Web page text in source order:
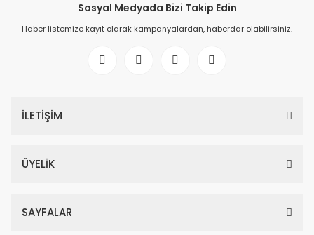
Sosyal Medyada Bizi Takip Edin
Haber listemize kayıt olarak kampanyalardan, haberdar olabilirsiniz.
İLETİŞİM
ÜYELİK
SAYFALAR